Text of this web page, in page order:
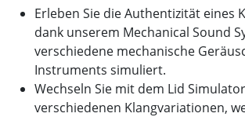
Erleben Sie die Authentizität eines
dank unserem Mechanical Sound
verschiedene mechanische
Instruments simuliert.
Wechseln Sie mit dem Lid
verschiedenen Klangvariationen,